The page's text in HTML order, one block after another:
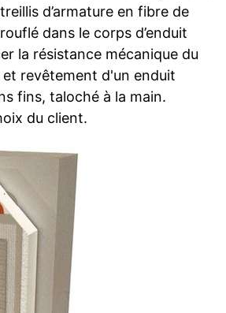
d’armature en fibre de
dans le corps d’enduit
la résistance mécanique du
revêtement d'un enduit
fins, taloché à la main.
du client.